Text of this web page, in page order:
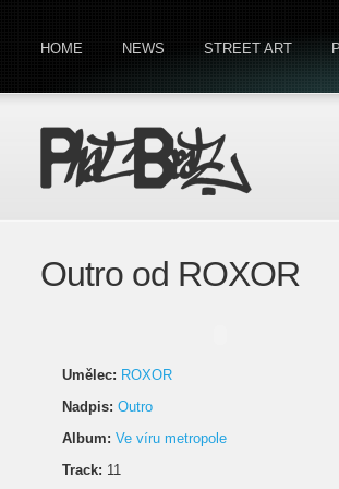
HOME NEWS STREET ART
Outro od ROXOR
Umělec: ROXOR
Nadpis: Outro
Album: Ve víru metropole
Track: 11